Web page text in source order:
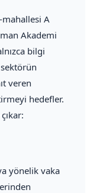
A
Akademi
bilgi
veren
hedefler.
yönelik vaka